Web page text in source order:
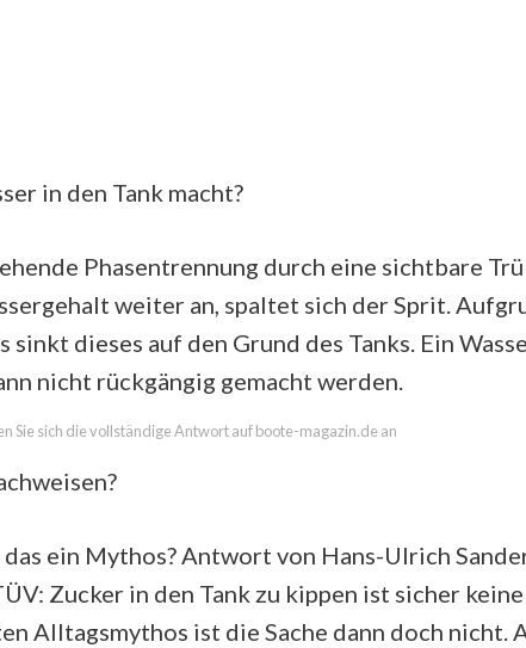
in den Tank macht?
Phasentrennung durch eine sichtbare
weiter an, spaltet sich der Sprit.
sinkt dieses auf den Grund des Tanks. Ein
nicht rückgängig gemacht werden.
Sie sich die vollständige Antwort auf boote-magazin.de an
ein Mythos? Antwort von Hans-Ulrich
Zucker in den Tank zu kippen ist sicher
Alltagsmythos ist die Sache dann doch nicht.